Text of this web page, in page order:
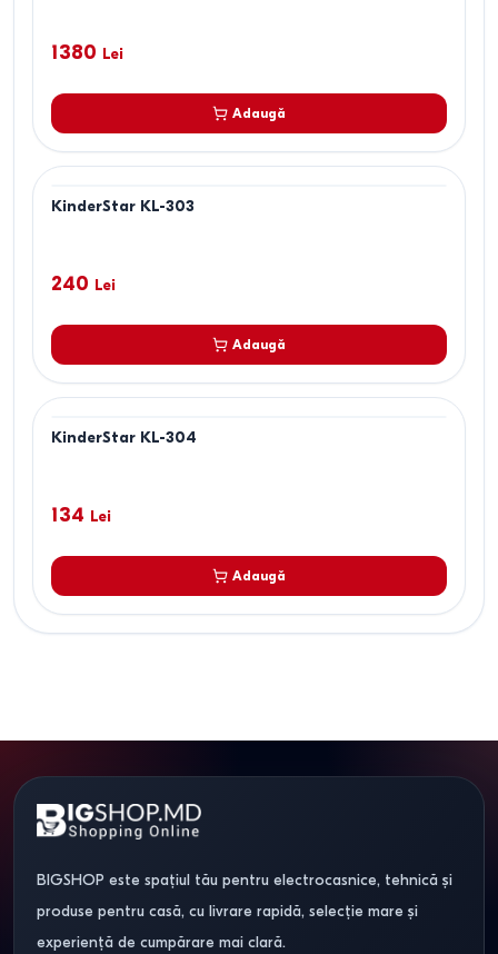
1380 Lei
Adaugă
KinderStar KL-303
240 Lei
Adaugă
KinderStar KL-304
134 Lei
Adaugă
BIGSHOP este spațiul tău pentru electrocasnice, tehnică și
produse pentru casă, cu livrare rapidă, selecție mare și
experiență de cumpărare mai clară.